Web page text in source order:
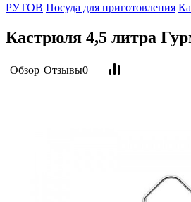
РУТОВ Посуда для приготовления
Кастрюля 4,5 литра
Обзор Отзывы0